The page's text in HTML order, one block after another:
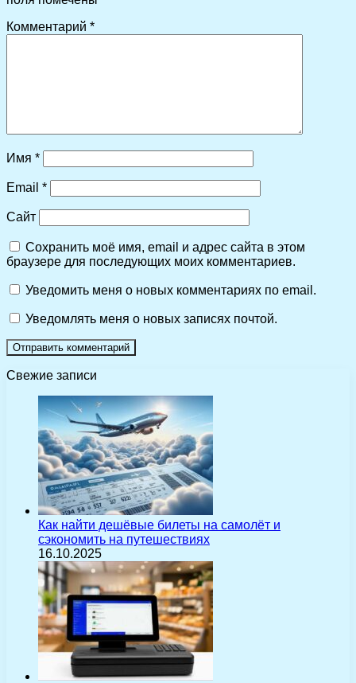
Комментарий *
Имя *
Email *
Сайт
Сохранить моё имя, email и адрес сайта в этом
браузере для последующих моих комментариев.
Уведомить меня о новых комментариях по email.
Уведомлять меня о новых записях почтой.
Свежие записи
Как найти дешёвые билеты на самолёт и
сэкономить на путешествиях
16.10.2025